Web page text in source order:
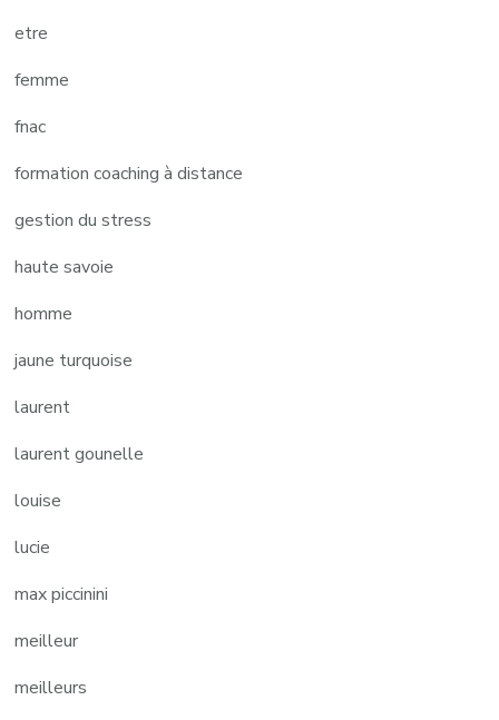
etre
femme
fnac
formation coaching à distance
gestion du stress
haute savoie
homme
jaune turquoise
laurent
laurent gounelle
louise
lucie
max piccinini
meilleur
meilleurs